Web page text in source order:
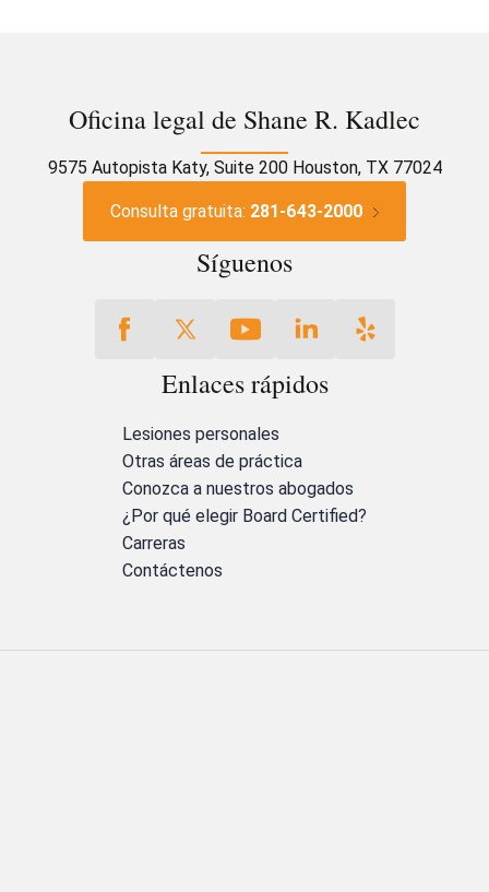
Oficina legal de Shane R. Kadlec
9575 Autopista Katy, Suite 200 Houston, TX 77024
Consulta gratuita: 281-643-2000
Síguenos
Enlaces rápidos
Lesiones personales
Otras áreas de práctica
Conozca a nuestros abogados
¿Por qué elegir Board Certified?
Carreras
Contáctenos